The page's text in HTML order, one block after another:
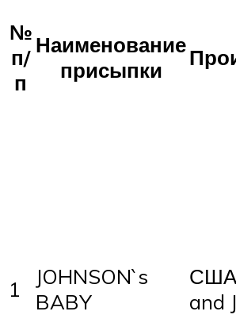
№
п/
п
Наименование
присыпки
1
JOHNSON`s
BABY
and